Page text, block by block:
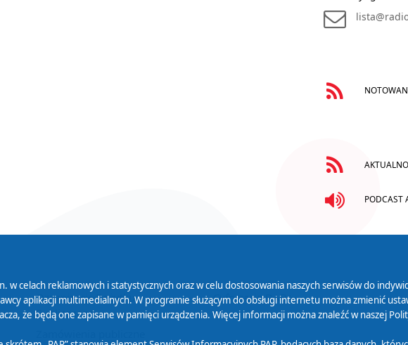
PODCAST
Organizacje Pożytku
Publicznego
Cyfryzacja DAB+
celach reklamowych i statystycznych oraz w celu dostosowania naszych serwisów do
aplikacji multimedialnych. W programie służącym do obsługi internetu można zmienić
że będą one zapisane w pamięci urządzenia. Więcej informacji można znaleźć w naszej